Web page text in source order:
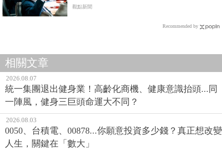
的用處
觀點新聞
Recommended by
相關文章
2026.08.07
統一集團退出健身業！高齡化商機、健康意識抬頭...同
一陣風，健身三巨頭命運大不同？
2026.08.03
0050、台積電、00878...你願意投資多少錢？真正想改變
人生，關鍵在「數大」